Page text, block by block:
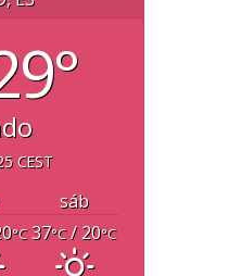
CEST
sáb
°C 37°C/ 20°C